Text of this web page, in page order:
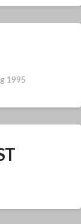
1995